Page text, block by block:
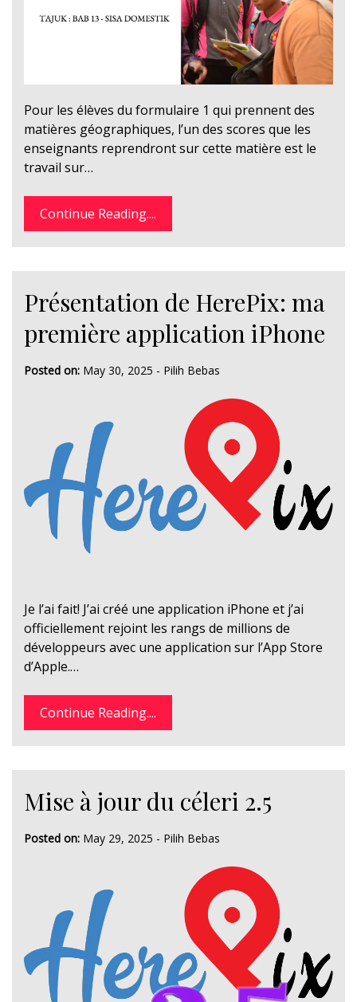
Pour les élèves du formulaire 1 qui prennent des
matières géographiques, l’un des scores que les
enseignants reprendront sur cette matière est le
travail sur…
Continue Reading....
Présentation de HerePix: ma
première application iPhone
Posted on: May 30, 2025 - Pilih Bebas
Je l’ai fait! J’ai créé une application iPhone et j’ai
officiellement rejoint les rangs de millions de
développeurs avec une application sur l’App Store
d’Apple.…
Continue Reading....
Mise à jour du céleri 2.5
Posted on: May 29, 2025 - Pilih Bebas